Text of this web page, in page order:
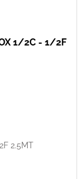
1/2C - 1/2F
2.5MT